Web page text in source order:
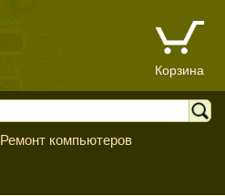
Корзина
Ремонт компьютеров